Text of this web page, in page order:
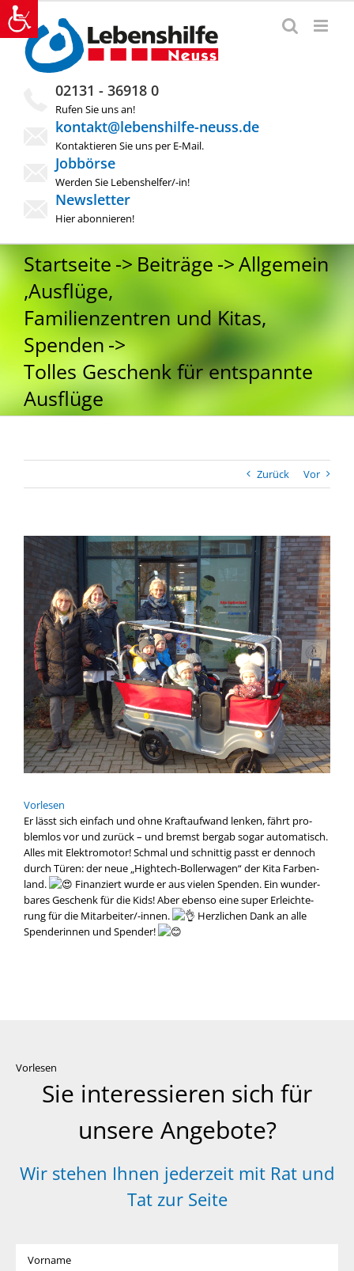
Zum
Inhalt
springen
02131 - 36918 0
Rufen Sie uns an!
kontakt@lebenshilfe-neuss.de
Kontaktieren Sie uns per E-Mail.
Jobbörse
Werden Sie Lebenshelfer/-in!
Newsletter
Hier abonnieren!
Startseite Beiträge
Allgemein
,Ausflüge,
Familienzentren und Kitas,
Spenden
Tolles Geschenk für entspannte
Ausflüge
Zurück Vor
Vor­le­sen
Er lässt sich ein­fach und ohne Kraft­auf­wand len­ken, fährt pro­
blem­los vor und zurück – und bremst berg­ab sogar auto­ma­tisch.
Alles mit Elek­tro­mo­tor! Schmal und schnit­tig passt er den­noch
durch Türen: der neue „Hightech-Bollerwagen“ der Kita Far­ben­
land.
Finan­ziert wur­de er aus vie­len Spen­den. Ein wun­der­
ba­res Geschenk für die Kids! Aber eben­so eine super Erleich­te­
rung für die Mitarbeiter/-innen.
Herz­li­chen Dank an alle
Spen­de­rin­nen und Spen­der!
Vorlesen
Sie interessieren sich für
unsere Angebote?
Wir stehen Ihnen jederzeit mit Rat und
Tat zur Seite